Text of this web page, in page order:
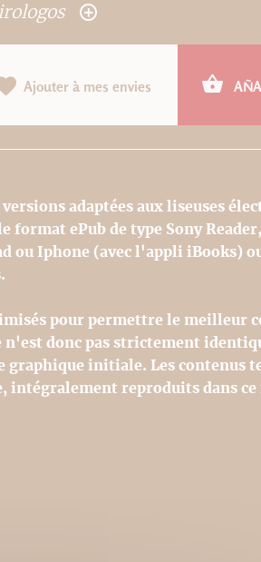
Ajouter à mes envies
versions adaptées aux liseuses
format ePub de type Sony
ou Iphone (avec l'appli iBooks)
pour permettre le meilleur
donc pas strictement
graphique initiale. Les contenus
intégralement reproduits dans